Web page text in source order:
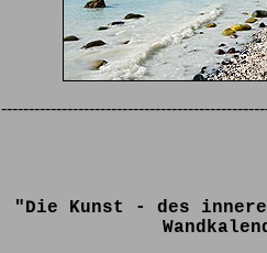
"Die Kunst - des